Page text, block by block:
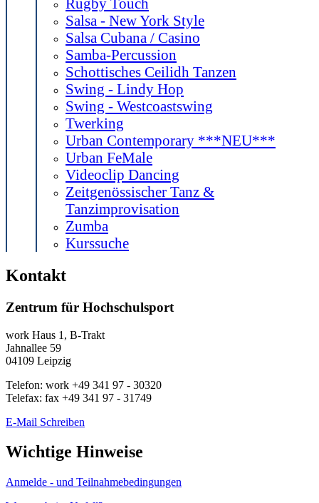
Salsa - New York Style
Salsa Cubana / Casino
Samba-Percussion
Schottisches Ceilidh Tanzen
Swing - Lindy Hop
Swing - Westcoastswing
Twerking
Urban Contemporary ***NEU***
Urban FeMale
Videoclip Dancing
Zeitgenössischer Tanz &
Tanzimprovisation
Zumba
Kurssuche
Kontakt
Zentrum für Hochschulsport
work Haus 1, B-Trakt
Jahnallee 59
04109 Leipzig
Telefon: work +49 341 97 - 30320
Telefax: fax +49 341 97 - 31749
E-Mail Schreiben
Wichtige Hinweise
Anmelde - und Teilnahmebedingungen